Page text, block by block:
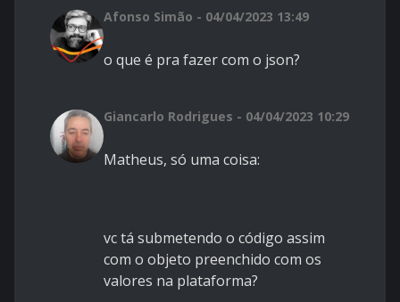
Afonso Simão - 04/04/2023 13:49
o que é pra fazer com o json?
Giancarlo Rodrigues - 04/04/2023 10:29
Matheus, só uma coisa:
vc tá submetendo o código assim
com o objeto preenchido com os
valores na plataforma?